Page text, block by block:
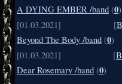
A DYING EMBER /band (0)
[01.03.2021]
[
Beyond The Body /band (0)
[01.03.2021]
[
Dear Rosemary /band (0)